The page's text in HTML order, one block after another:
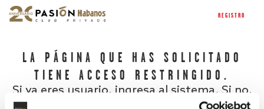
REGISTRO
LA PÁGINA QUE HAS SOLICITADO
TIENE ACCESO RESTRINGIDO.
Si ya eres usuario, ingresa al sistema. Si no,